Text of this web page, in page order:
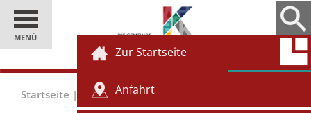
MENÜ
Zur Startseite
Anfahrt
Startseite | Gäste |Vereine